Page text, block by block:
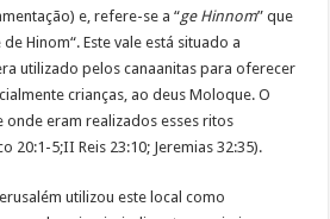
e, refere-se a “ge Hinnom” que
Hinom“. Este vale está situado a
utilizado pelos canaanitas para oferecer
crianças, ao deus Moloque. O
onde eram realizados esses ritos
20:1-5;II Reis 23:10; Jeremias 32:35).
utilizou este local como